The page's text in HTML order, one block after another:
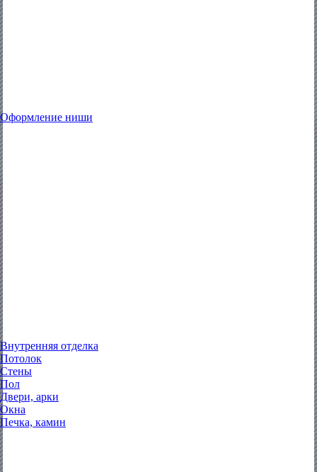
Оформление ниши
Внутренняя отделка
Потолок
Стены
Пол
Двери, арки
Окна
Печка, камин